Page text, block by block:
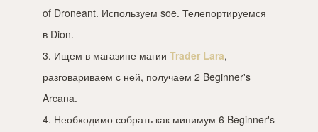
of Droneant. Используем soe. Телепортируемся
в Dion.
3. Ищем в магазине магии Trader Lara,
разговариваем с ней, получаем 2 Beginner's
Arcana.
4. Необходимо собрать как минимум 6 Beginner's